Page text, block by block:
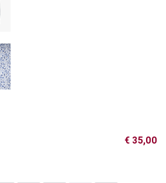
€ 35,00